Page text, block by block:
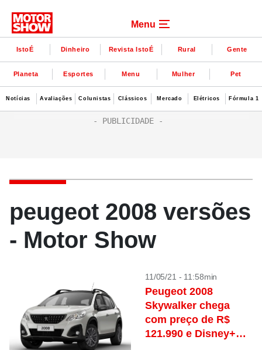
Menu
IstoÉ Dinheiro Revista IstoÉ Rural Gente
Planeta Esportes Menu Mulher Pet
Notícias Avaliações Colunistas Clássicos Mercado Elétricos Fórmula 1
peugeot 2008 versões
- Motor Show
11/05/21 - 11:58min
Peugeot 2008
Skywalker chega
com preço de R$
121.990 e Disney+